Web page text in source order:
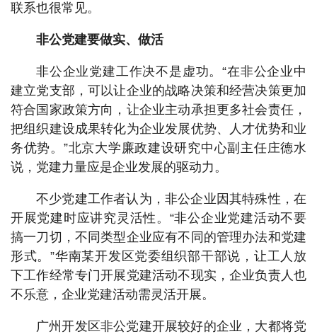
联系也很常见。
非公党建要做实、做活
非公企业党建工作决不是虚功。“在非公企业中
建立党支部，可以让企业的战略决策和经营决策更加
符合国家政策方向，让企业主动承担更多社会责任，
把组织建设成果转化为企业发展优势、人才优势和业
务优势。”北京大学廉政建设研究中心副主任庄德水
说，党建力量应是企业发展的驱动力。
不少党建工作者认为，非公企业因其特殊性，在
开展党建时应讲究灵活性。“非公企业党建活动不要
搞一刀切，不同类型企业应有不同的管理办法和党建
形式。”华南某开发区党委组织部干部说，让工人放
下工作经常专门开展党建活动不现实，企业负责人也
不乐意，企业党建活动需灵活开展。
广州开发区非公党建开展较好的企业，大都将党